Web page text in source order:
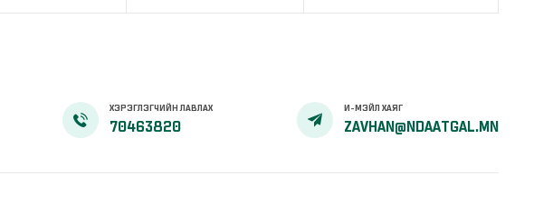
ХЭРЭГЛЭГЧИЙН ЛАВЛАХ
70463820
И-МЭЙЛ ХАЯГ
ZAVHAN@NDAATGAL.MN